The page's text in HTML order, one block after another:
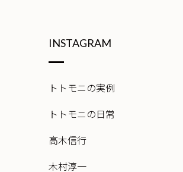
INSTAGRAM
トトモニの実例
トトモニの日常
高木信行
木村淳一